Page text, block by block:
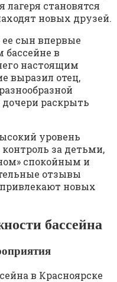
лагеря становятся
новых друзей.
ее сын впервые
бассейне в
настоящим
выразил отец,
раскрыть
уровень
за детьми,
спокойным и
отзывы
новых
бассейна
в Красноярске